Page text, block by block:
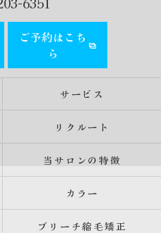
ご予約はこち
ら
サービス
リクルート
当サロンの特徴
カラー
ブリーチ縮毛矯正